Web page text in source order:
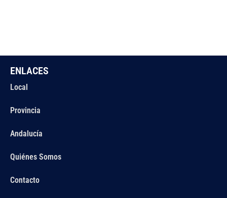
ENLACES
Local
Provincia
Andalucía
Quiénes Somos
Contacto